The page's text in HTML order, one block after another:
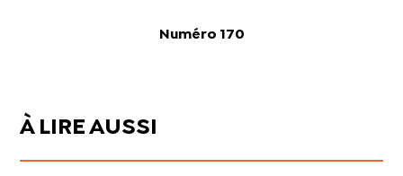
Numéro 170
À LIRE AUSSI